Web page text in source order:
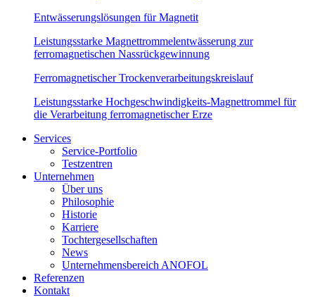
Entwässerungslösungen für Magnetit
Leistungsstarke Magnettrommelentwässerung zur
ferromagnetischen Nassrückgewinnung
Ferromagnetischer Trockenverarbeitungskreislauf
Leistungsstarke Hochgeschwindigkeits-Magnettrommel für
die Verarbeitung ferromagnetischer Erze
Services
Service-Portfolio
Testzentren
Unternehmen
Über uns
Philosophie
Historie
Karriere
Tochtergesellschaften
News
Unternehmensbereich ANOFOL
Referenzen
Kontakt